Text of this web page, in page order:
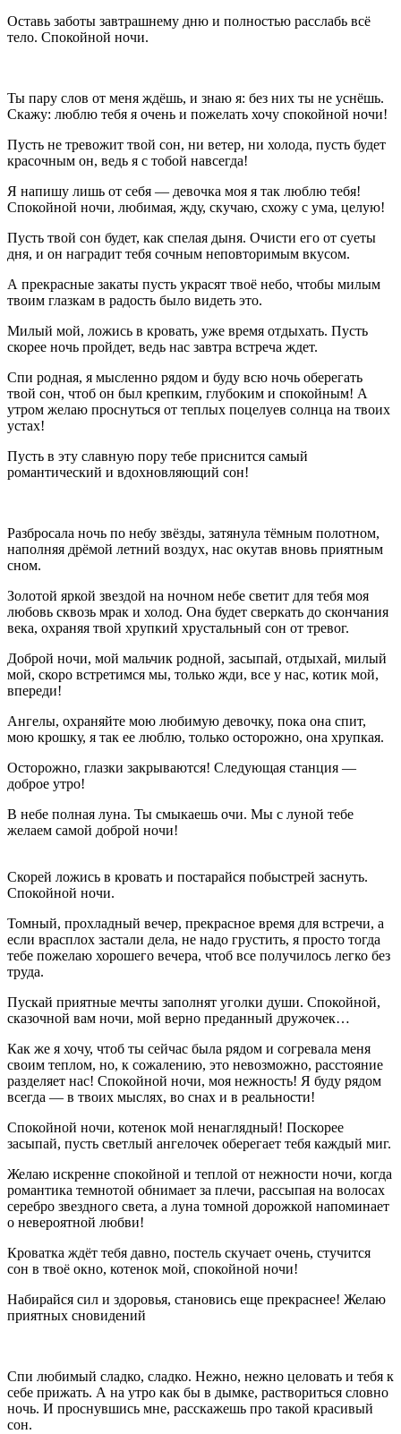
Оставь заботы завтрашнему дню и полностью расслабь всё
тело. Спокойной ночи.
Ты пару слов от меня ждёшь, и знаю я: без них ты не уснёшь.
Скажу: люблю тебя я очень и пожелать хочу спокойной ночи!
Пусть не тревожит твой сон, ни ветер, ни холода, пусть будет
красочным он, ведь я с тобой навсегда!
Я напишу лишь от себя — девочка моя я так люблю тебя!
Спокойной ночи, любимая, жду, скучаю, схожу с ума, целую!
Пусть твой сон будет, как спелая дыня. Очисти его от суеты
дня, и он наградит тебя сочным неповторимым вкусом.
А прекрасные закаты пусть украсят твоё небо, чтобы милым
твоим глазкам в радость было видеть это.
Милый мой, ложись в кровать, уже время отдыхать. Пусть
скорее ночь пройдет, ведь нас завтра встреча ждет.
Спи родная, я мысленно рядом и буду всю ночь оберегать
твой сон, чтоб он был крепким, глубоким и спокойным! А
утром желаю проснуться от теплых поцелуев солнца на твоих
устах!
Пусть в эту славную пору тебе приснится самый
романтический и вдохновляющий сон!
Разбросала ночь по небу звёзды, затянула тёмным полотном,
наполняя дрёмой летний воздух, нас окутав вновь приятным
сном.
Золотой яркой звездой на ночном небе светит для тебя моя
любовь сквозь мрак и холод. Она будет сверкать до скончания
века, охраняя твой хрупкий хрустальный сон от тревог.
Доброй ночи, мой мальчик родной, засыпай, отдыхай, милый
мой, скоро встретимся мы, только жди, все у нас, котик мой,
впереди!
Ангелы, охраняйте мою любимую девочку, пока она спит,
мою крошку, я так ее люблю, только осторожно, она хрупкая.
Осторожно, глазки закрываются! Следующая станция —
доброе утро!
В небе полная луна. Ты смыкаешь очи. Мы с луной тебе
желаем самой доброй ночи!
Скорей ложись в кровать и постарайся побыстрей заснуть.
Спокойной ночи.
Томный, прохладный вечер, прекрасное время для встречи, а
если врасплох застали дела, не надо грустить, я просто тогда
тебе пожелаю хорошего вечера, чтоб все получилось легко без
труда.
Пускай приятные мечты заполнят уголки души. Спокойной,
сказочной вам ночи, мой верно преданный дружочек…
Как же я хочу, чтоб ты сейчас была рядом и согревала меня
своим теплом, но, к сожалению, это невозможно, расстояние
разделяет нас! Спокойной ночи, моя нежность! Я буду рядом
всегда — в твоих мыслях, во снах и в реальности!
Спокойной ночи, котенок мой ненаглядный! Поскорее
засыпай, пусть светлый ангелочек оберегает тебя каждый миг.
Желаю искренне спокойной и теплой от нежности ночи, когда
романтика темнотой обнимает за плечи, рассыпая на волосах
серебро звездного света, а луна томной дорожкой напоминает
о невероятной любви!
Кроватка ждёт тебя давно, постель скучает очень, стучится
сон в твоё окно, котенок мой, спокойной ночи!
Набирайся сил и здоровья, становись еще прекраснее! Желаю
приятных сновидений
Спи любимый сладко, сладко. Нежно, нежно целовать и тебя к
себе прижать. А на утро как бы в дымке, раствориться словно
ночь. И проснувшись мне, расскажешь про такой красивый
сон.